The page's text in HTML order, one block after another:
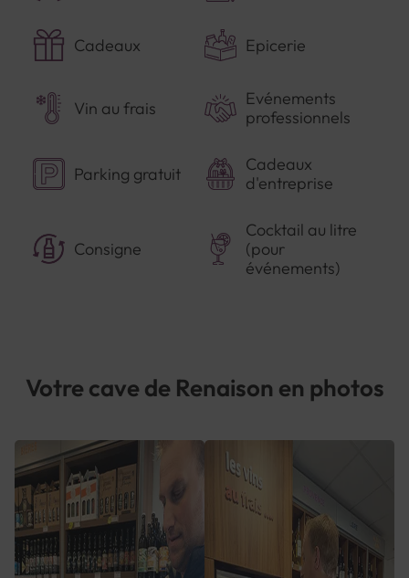
Cadeaux Epicerie
Vin au frais
Evénements
professionnels
Parking gratuit
Cadeaux
d'entreprise
Consigne
Cocktail au litre
(pour
événements)
Votre cave de Renaison en photos